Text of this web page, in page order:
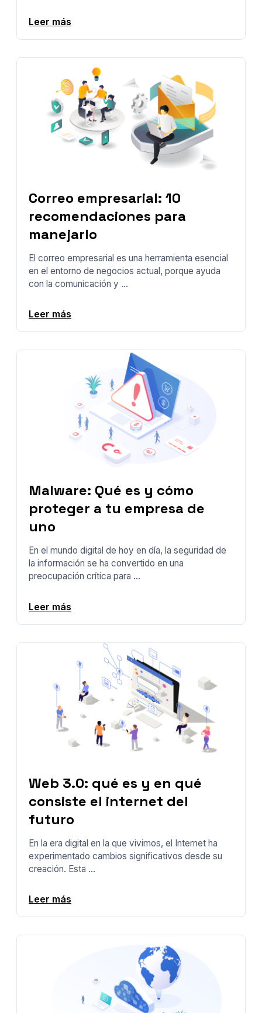
Leer más
Correo empresarial: 10
recomendaciones para
manejarlo
El correo empresarial es una herramienta esencial
en el entorno de negocios actual, porque ayuda
con la comunicación y ...
Leer más
Malware: Qué es y cómo
proteger a tu empresa de
uno
En el mundo digital de hoy en día, la seguridad de
la información se ha convertido en una
preocupación crítica para ...
Leer más
Web 3.0: qué es y en qué
consiste el internet del
futuro
En la era digital en la que vivimos, el Internet ha
experimentado cambios significativos desde su
creación. Esta ...
Leer más